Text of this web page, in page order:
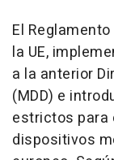
El
la UE,
a la anterior
(MDD) e
estrictos para
dispositivos